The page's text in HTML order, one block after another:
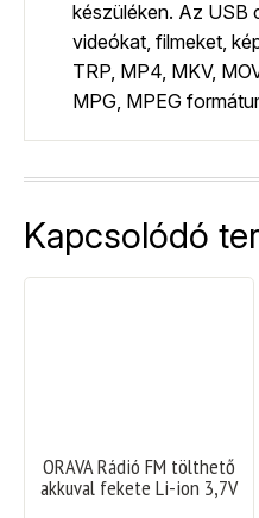
készüléken. Az USB
videókat, filmeket,
TRP, MP4, MKV,
MPG, MPEG
Kapcsolódó
ORAVA Rádió FM tölthető
akkuval fekete Li-ion 3,7V